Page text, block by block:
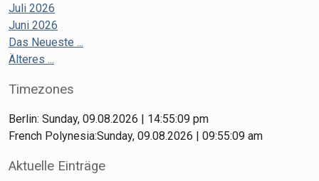
Juli 2026
Juni 2026
Das Neueste ...
Älteres ...
Timezones
Berlin: Sunday, 09.08.2026 | 14:55:09 pm
French Polynesia:Sunday, 09.08.2026 | 09:55:09 am
Aktuelle Einträge